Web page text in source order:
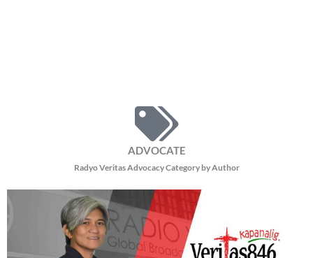
ADVOCATE
Radyo Veritas Advocacy Category by Author